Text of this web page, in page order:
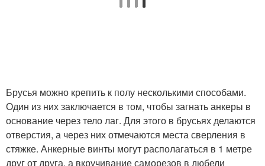
Брусья можно крепить к полу несколькими способами.
Один из них заключается в том, чтобы загнать анкеры в
основание через тело лаг. Для этого в брусьях делаются
отверстия, а через них отмечаются места сверления в
стяжке. Анкерные винты могут располагаться в 1 метре
друг от друга, а вкручивание саморезов в дюбели